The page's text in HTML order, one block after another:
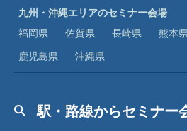
九州・沖縄エリアのセミナー会場
福岡県
佐賀県 長崎県 熊本県
鹿児島県
沖縄県
駅・路線からセミナー